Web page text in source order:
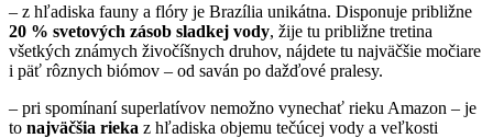
– z hľadiska fauny a flóry je Brazília unikátna. Disponuje približne
20 % svetových zásob sladkej vody, žije tu približne tretina
všetkých známych živočíšnych druhov, nájdete tu najväčšie močiare
i päť rôznych biómov – od saván po dažďové pralesy.
– pri spomínaní superlatívov nemožno vynechať rieku Amazon – je
to najväčšia rieka z hľadiska objemu tečúcej vody a veľkosti